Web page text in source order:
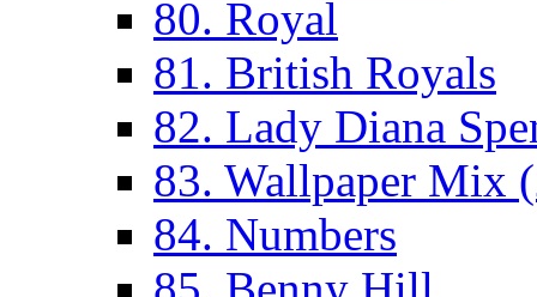
80. Royal
81. British Royals
82. Lady Diana
83. Wallpaper Mix
84. Numbers